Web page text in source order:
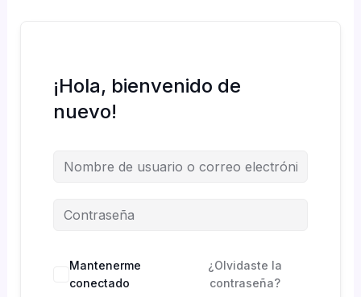
¡Hola, bienvenido de
nuevo!
Mantenerme
conectado
¿Olvidaste la
contraseña?